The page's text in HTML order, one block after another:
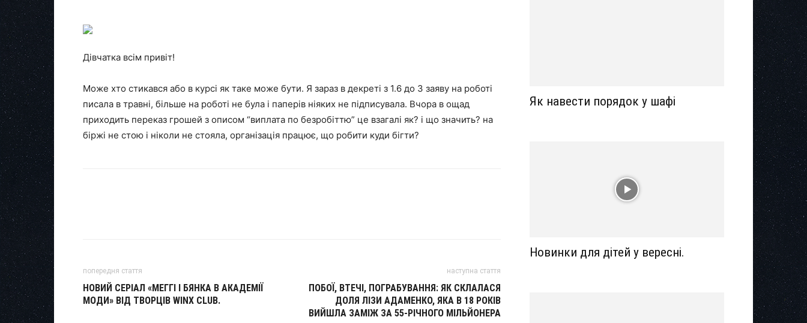
Дівчатка всім привіт!
Може хто стикався або в курсі як таке може бути. Я зараз в декреті з 1.6 до 3 заяву на роботі
писала в травні, більше на роботі не була і паперів ніяких не підписувала. Вчора в ощад
приходить переказ грошей з описом “виплата по безробіттю” це взагалі як? і що значить? на
біржі не стою і ніколи не стояла, організація працює, що робити куди бігти?
попередня стаття
НОВИЙ СЕРІАЛ «МЕГГІ І БЯНКА В АКАДЕМІЇ
МОДИ» ВІД ТВОРЦІВ WINX CLUB.
наступна стаття
ПОБОЇ, ВТЕЧІ, ПОГРАБУВАННЯ: ЯК СКЛАЛАСЯ
ДОЛЯ ЛІЗИ АДАМЕНКО, ЯКА В 18 РОКІВ
ВИЙШЛА ЗАМІЖ ЗА 55-РІЧНОГО МІЛЬЙОНЕРА
Як навести порядок у шафі
Новинки для дітей у вересні.